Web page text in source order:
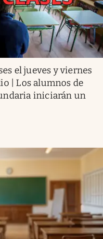
el jueves y viernes
| Los alumnos de
iniciarán un